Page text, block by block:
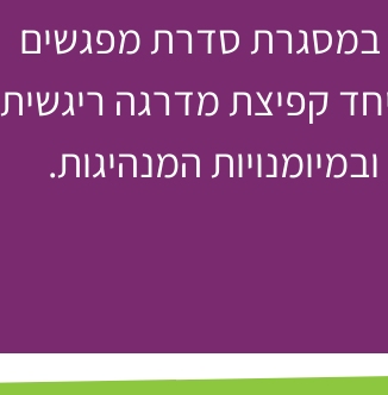
במסגרת סדרת מפגשים
קפיצת מדרגה ריגשית
המנהיגות.